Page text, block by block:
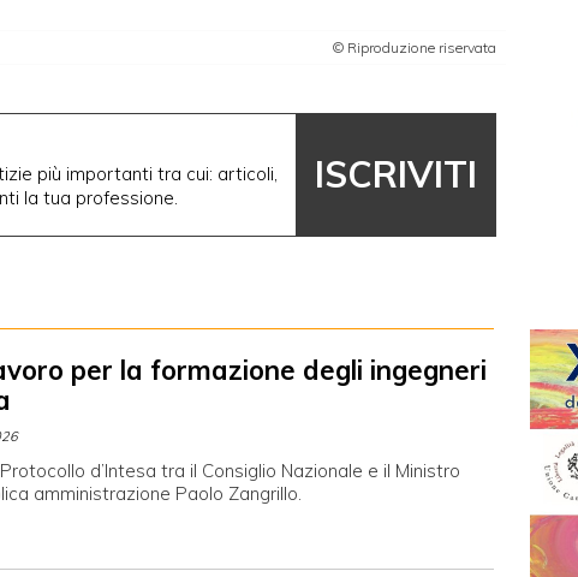
© Riproduzione riservata
più importanti tra cui: articoli,
la tua professione.
ISCRIVITI
per la formazione degli ingegneri
d’Intesa tra il Consiglio Nazionale e il Ministro
amministrazione Paolo Zangrillo.